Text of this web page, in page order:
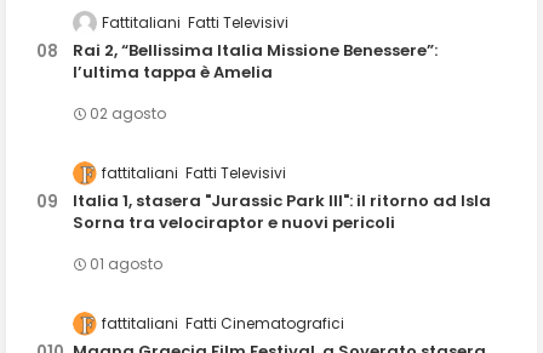
Fattitaliani Fatti Televisivi
Rai 2, “Bellissima Italia Missione Benessere”:
l’ultima tappa è Amelia
02 agosto
fattitaliani Fatti Televisivi
Italia 1, stasera "Jurassic Park III": il ritorno ad Isla
Sorna tra velociraptor e nuovi pericoli
01 agosto
fattitaliani Fatti Cinematografici